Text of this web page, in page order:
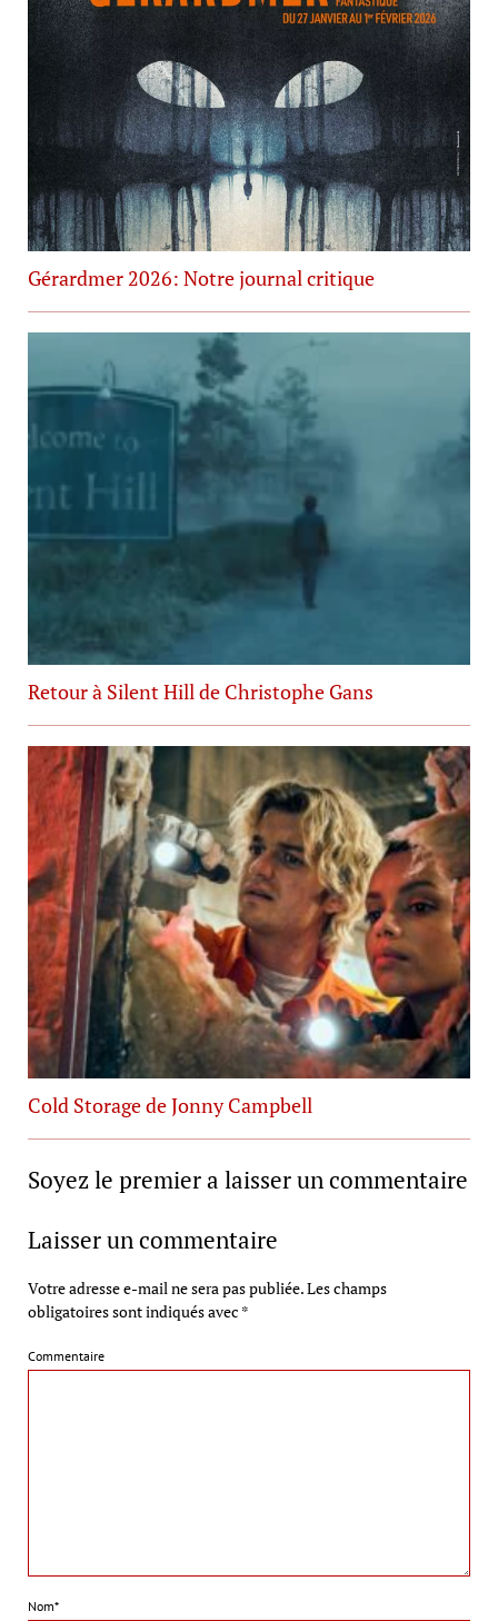
Gérardmer 2026: Notre journal critique
Retour à Silent Hill de Christophe Gans
Cold Storage de Jonny Campbell
Soyez le premier a laisser un commentaire
Laisser un commentaire
Votre adresse e-mail ne sera pas publiée.Les champs
obligatoires sont indiqués avec *
Commentaire
Nom*